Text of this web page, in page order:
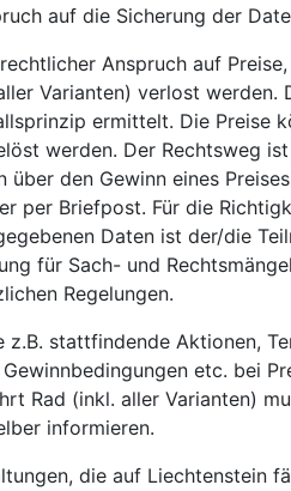
auf die Sicherung der
Anspruch auf
Varianten) verlost werden.
ermittelt. Die Preise
werden. Der Rechtsweg
über den Gewinn eines
per Briefpost. Für die
Daten ist der/die
für Sach- und
Regelungen.
z.B. stattfindende Aktionen,
etc. bei
Rad (inkl. aller Varianten)
informieren.
die auf Liechtenstein